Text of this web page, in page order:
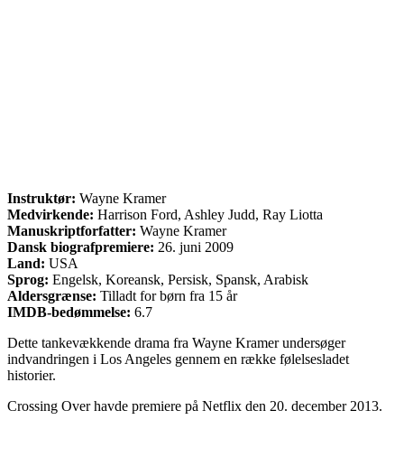
Instruktør: Wayne Kramer
Medvirkende: Harrison Ford, Ashley Judd, Ray Liotta
Manuskriptforfatter: Wayne Kramer
Dansk biografpremiere: 26. juni 2009
Land: USA
Sprog: Engelsk, Koreansk, Persisk, Spansk, Arabisk
Aldersgrænse: Tilladt for børn fra 15 år
IMDB-bedømmelse: 6.7
Dette tankevækkende drama fra Wayne Kramer undersøger
indvandringen i Los Angeles gennem en række følelsesladet
historier.
Crossing Over havde premiere på Netflix den 20. december 2013.